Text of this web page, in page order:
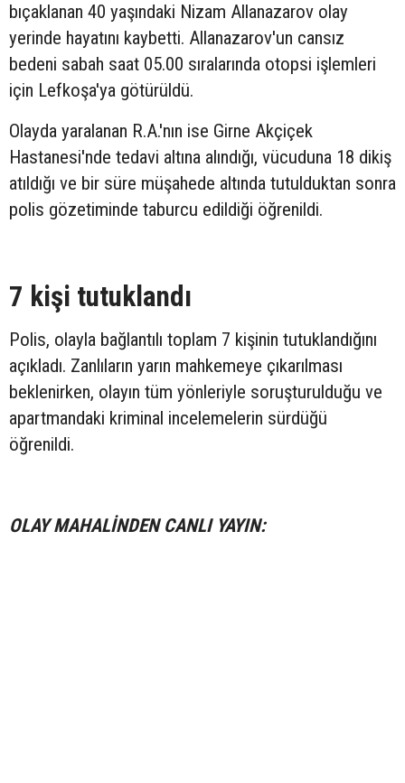
bıçaklanan 40 yaşındaki Nizam Allanazarov olay
yerinde hayatını kaybetti. Allanazarov'un cansız
bedeni sabah saat 05.00 sıralarında otopsi işlemleri
için Lefkoşa'ya götürüldü.
Olayda yaralanan R.A.'nın ise Girne Akçiçek
Hastanesi'nde tedavi altına alındığı, vücuduna 18 dikiş
atıldığı ve bir süre müşahede altında tutulduktan sonra
polis gözetiminde taburcu edildiği öğrenildi.
7 kişi tutuklandı
Polis, olayla bağlantılı toplam 7 kişinin tutuklandığını
açıkladı. Zanlıların yarın mahkemeye çıkarılması
beklenirken, olayın tüm yönleriyle soruşturulduğu ve
apartmandaki kriminal incelemelerin sürdüğü
öğrenildi.
OLAY MAHALİNDEN CANLI YAYIN: